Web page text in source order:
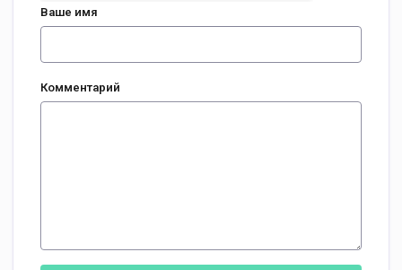
Ваше имя
Комментарий